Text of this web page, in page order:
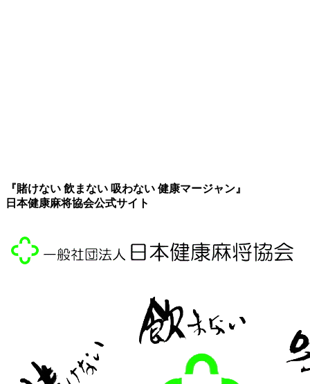
『賭けない 飲まない 吸わない 健康マージャン』
日本健康麻将協会公式サイト